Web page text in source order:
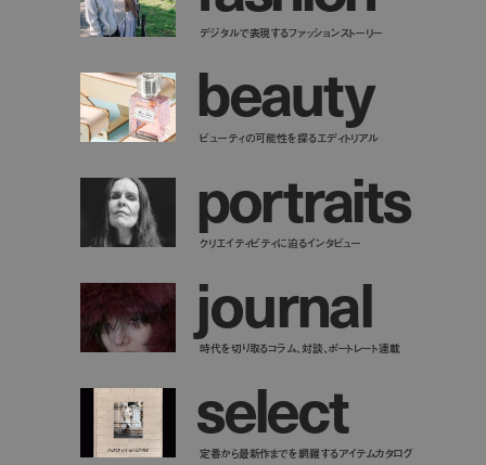
デジタルで表現するファッションストーリー
beauty
ビューティの可能性を探るエディトリアル
portraits
クリエイティビティに迫るインタビュー
journal
時代を切り取るコラム、対談、ポートレート連載
select
定番から最新作までを網羅するアイテムカタログ